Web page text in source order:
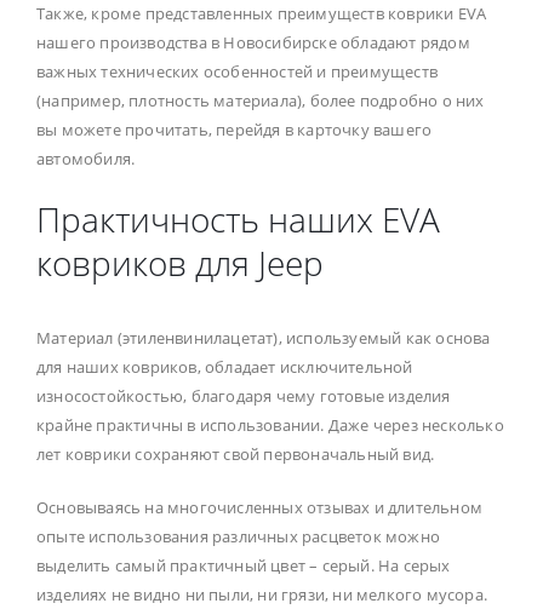
Также, кроме представленных преимуществ коврики EVA
нашего производства в Новосибирске обладают рядом
важных технических особенностей и преимуществ
(например, плотность материала), более подробно о них
вы можете прочитать, перейдя в карточку вашего
автомобиля.
Практичность наших EVA
ковриков для Jeep
Материал (этиленвинилацетат), используемый как основа
для наших ковриков, обладает исключительной
износостойкостью, благодаря чему готовые изделия
крайне практичны в использовании. Даже через несколько
лет коврики сохраняют свой первоначальный вид.
Основываясь на многочисленных отзывах и длительном
опыте использования различных расцветок можно
выделить самый практичный цвет – серый. На серых
изделиях не видно ни пыли, ни грязи, ни мелкого мусора.